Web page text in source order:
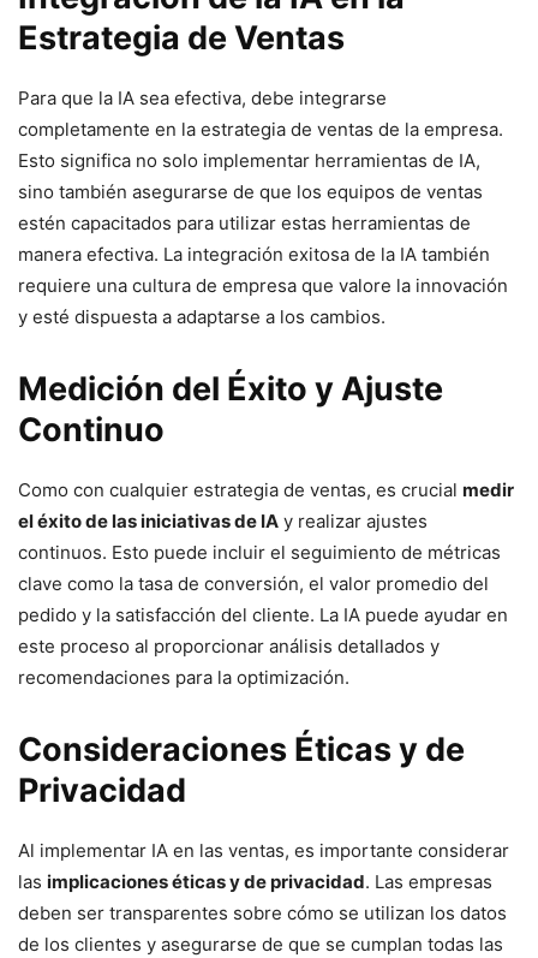
Estrategia de Ventas
Para que la IA sea efectiva, debe integrarse
completamente en la estrategia de ventas de la empresa.
Esto significa no solo implementar herramientas de IA,
sino también asegurarse de que los equipos de ventas
estén capacitados para utilizar estas herramientas de
manera efectiva. La integración exitosa de la IA también
requiere una cultura de empresa que valore la innovación
y esté dispuesta a adaptarse a los cambios.
Medición del Éxito y Ajuste
Continuo
Como con cualquier estrategia de ventas, es crucial medir
el éxito de las iniciativas de IA y realizar ajustes
continuos. Esto puede incluir el seguimiento de métricas
clave como la tasa de conversión, el valor promedio del
pedido y la satisfacción del cliente. La IA puede ayudar en
este proceso al proporcionar análisis detallados y
recomendaciones para la optimización.
Consideraciones Éticas y de
Privacidad
Al implementar IA en las ventas, es importante considerar
las implicaciones éticas y de privacidad. Las empresas
deben ser transparentes sobre cómo se utilizan los datos
de los clientes y asegurarse de que se cumplan todas las